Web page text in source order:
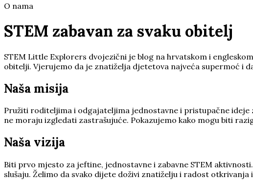
O nama
STEM zabavan za svaku obitelj
STEM Little Explorers dvojezični je blog na hrvatskom i
obitelji. Vjerujemo da je znatiželja djetetova najveća supermoć i
Naša misija
Pružiti roditeljima i odgajateljima jednostavne i pristupačne
ne moraju izgledati zastrašujuće. Pokazujemo kako mogu biti
Naša vizija
Biti prvo mjesto za jeftine, jednostavne i zabavne STEM
slušaju. Želimo da svako dijete doživi znatiželju i radost